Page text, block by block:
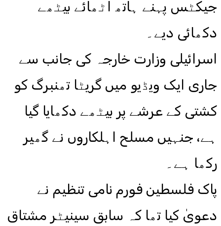
جیکٹس پہنے ہاتھ اٹھائے بیٹھے
دکھائی دیے۔
اسرائیلی وزارت خارجہ کی جانب سے
جاری ایک ویڈیو میں گریٹا تھنبرگ کو
کشتی کے عرشے پر بیٹھے دکھایا گیا
ہے، جنہیں مسلح اہلکاروں نے گھیر
رکھا ہے۔
پاک فلسطین فورم نامی تنظیم نے
دعویٰ کیا تھا کہ سابق سینیٹر مشتاق